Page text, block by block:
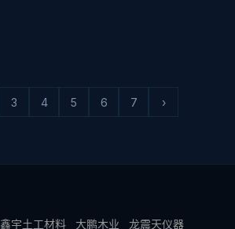
3 4 5 6 7 ›
鑫宇土工材料 大鹏木业
龙震天仪器